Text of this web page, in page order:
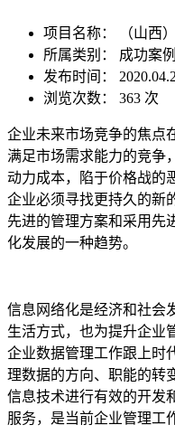
项目名称：
（山西
所属类别： 成功案例
发布时间：
浏览次数： 363 次
企业未来市场竞争的焦点
满足市场需求能力的竞争
动力成本，陷于价格战的
企业必须寻找更持久的新
先进的管理方案和采用先
化发展的一种趋势。
信息网络化是经济和社会
生活方式，也为提升企业
企业数据管理工作跟上时
理数据的方向、职能的转
信息技术进行有效的开发
服务，是当前企业管理工